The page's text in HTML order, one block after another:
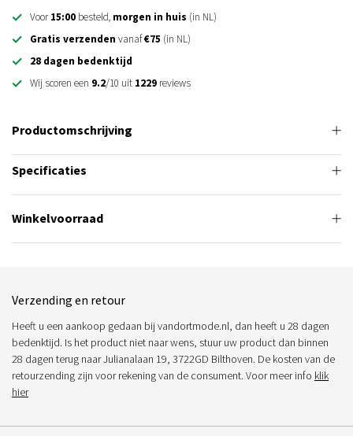
Voor15:00 besteld, morgen in huis (in NL)
Gratis verzenden vanaf€75 (in NL)
28 dagen bedenktijd
Wij scoren een 9.2/10 uit 1229 reviews
Productomschrijving
Specificaties
Winkelvoorraad
Verzending en retour
Heeft u een aankoop gedaan bij vandortmode.nl, dan heeft u 28 dagen
bedenktijd. Is het product niet naar wens, stuur uw product dan binnen
28 dagen terug naar Julianalaan 19, 3722GD Bilthoven. De kosten van de
retourzending zijn voor rekening van de consument. Voor meer info klik
hier